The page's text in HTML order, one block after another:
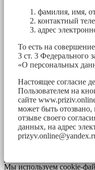
фамилия, имя,
контактный
адрес
То есть на
3 ст. 3 Федерального
«О персональных
Настоящее согласие
Пользователем на
сайте
может быть
отзыве своего
данных, на адрес
Мы используем cookie-